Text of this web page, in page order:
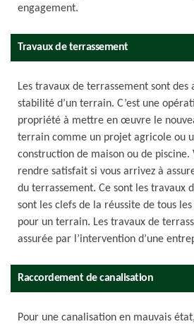
engagement.
Travaux de terrassement
Les travaux de terrassement sont des
stabilité d’un terrain. C’est une
propriété à mettre en œuvre le
terrain comme un projet agricole ou
construction de maison ou de
rendre satisfait si vous arrivez à
du terrassement. Ce sont les travaux
sont les clefs de la réussite de tous
pour un terrain. Les travaux de
assurée par l’intervention d’une
Raccordement de canalisation
Pour une canalisation en mauvais